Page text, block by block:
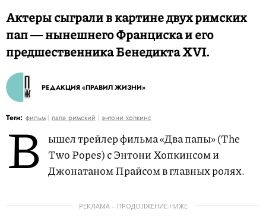
Актеры сыграли в картине двух римских
пап ― нынешнего Франциска и его
предшественника Бенедикта XVI.
РЕДАКЦИЯ «ПРАВИЛ ЖИЗНИ»
Теги: фильм папа римский энтони хопкинс
В ышел трейлер фильма «Два папы» (The
Two Popes) с Энтони Хопкинсом и
Джонатаном Прайсом в главных ролях.
РЕКЛАМА – ПРОДОЛЖЕНИЕ НИЖЕ